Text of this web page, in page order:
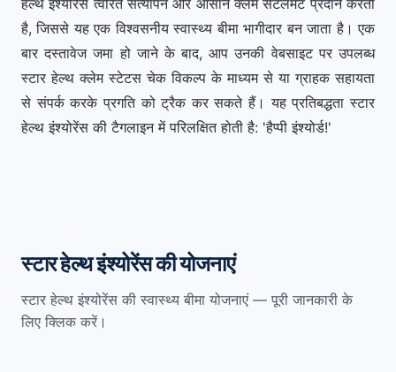
है, जिससे यह एक विश्वसनीय स्वास्थ्य बीमा भागीदार बन जाता है। एक
बार दस्तावेज जमा हो जाने के बाद, आप उनकी वेबसाइट पर उपलब्ध
स्टार हेल्थ क्लेम स्टेटस चेक विकल्प के माध्यम से या ग्राहक सहायता
से संपर्क करके प्रगति को ट्रैक कर सकते हैं। यह प्रतिबद्धता स्टार
हेल्थ इंश्योरेंस की टैगलाइन में परिलक्षित होती है: 'हैप्पी इंश्योर्ड!'
स्टार हेल्थ इंश्योरेंस की योजनाएं
स्टार हेल्थ इंश्योरेंस की स्वास्थ्य बीमा योजनाएं — पूरी जानकारी के
लिए क्लिक करें।